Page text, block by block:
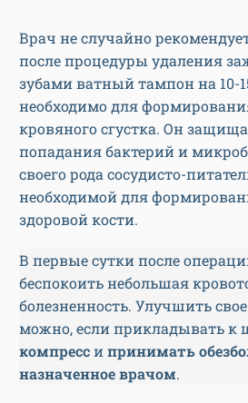
Врач не случайно
после процедуры удаления
зубами ватный тампон на 10-
необходимо для
кровяного сгустка. Он
попадания бактерий и
своего рода сосудисто-
необходимой для
здоровой кости.
В первые сутки после
беспокоить небольшая
болезненность. Улучшить
можно, если прикладывать к
компресси принимать
назначенное врачом.